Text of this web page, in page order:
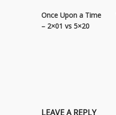
Once Upon a Time
– 2×01 vs 5×20
LEAVE A REPLY